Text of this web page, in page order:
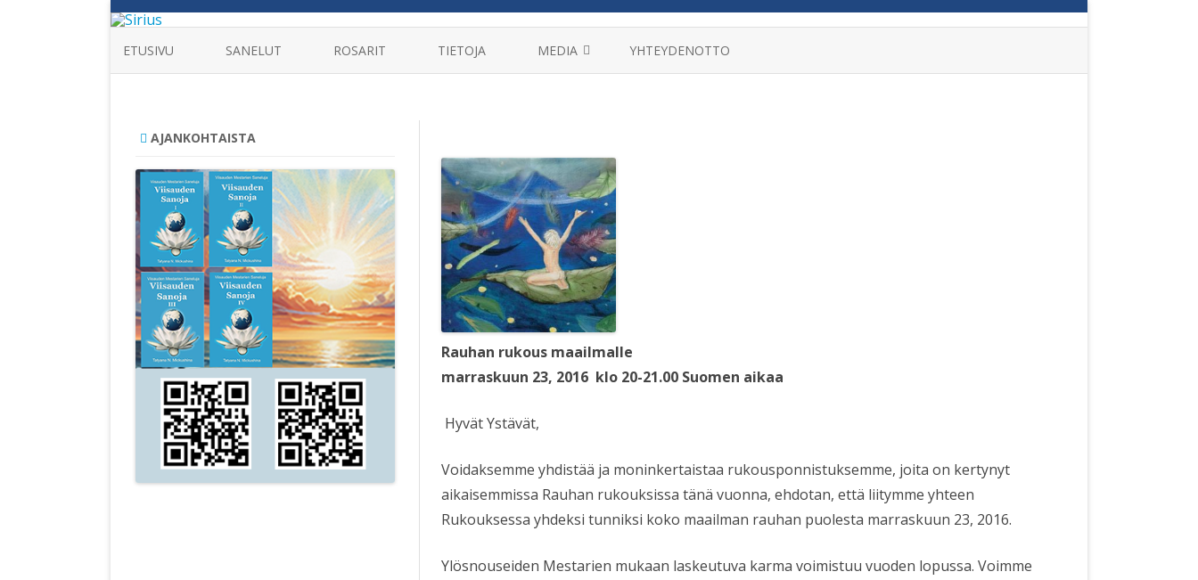
ETUSIVU SANELUT ROSARIT TIETOJA MEDIA
VIDEOT
KIRJAT
YHTEYDENOTTO
Rauhan rukous maailmalle
marraskuun 23, 2016 klo 20-21.00 Suomen aikaa
Hyvät Ystävät,
Voidaksemme yhdistää ja moninkertaistaa rukousponnistuksemme, joita on kertynyt
aikaisemmissa Rauhan rukouksissa tänä vuonna, ehdotan, että liitymme yhteen
Rukouksessa yhdeksi tunniksi koko maailman rauhan puolesta marraskuun 23, 2016.
Ylösnouseiden Mestarien mukaan laskeutuva karma voimistuu vuoden lopussa. Voimme
AJANKOHTAISTA